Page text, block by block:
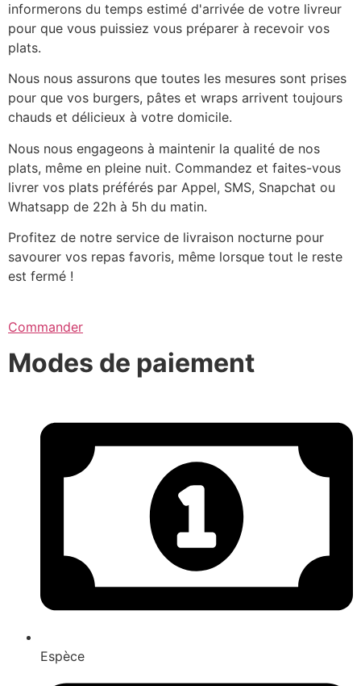
informerons du temps estimé d'arrivée de votre livreur
pour que vous puissiez vous préparer à recevoir vos
plats.
Nous nous assurons que toutes les mesures sont prises
pour que vos burgers, pâtes et wraps arrivent toujours
chauds et délicieux à votre domicile.
Nous nous engageons à maintenir la qualité de nos
plats, même en pleine nuit. Commandez et faites-vous
livrer vos plats préférés par Appel, SMS, Snapchat ou
Whatsapp de 22h à 5h du matin.
Profitez de notre service de livraison nocturne pour
savourer vos repas favoris, même lorsque tout le reste
est fermé !
Commander
Modes de paiement
Espèce